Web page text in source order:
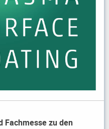
Fachmesse zu den